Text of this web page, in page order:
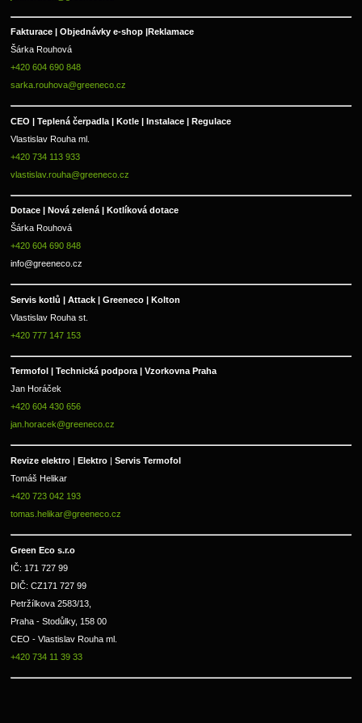
Fakturace | Objednávky e-shop |Reklamace
Šárka Rouhová
+420 604 690 848
sarka.rouhova@greeneco.cz
CEO | Teplená čerpadla | Kotle | Instalace | Regulace
Vlastislav Rouha ml.
+420 734 113 933
vlastislav.rouha@greeneco.cz
Dotace | Nová zelená | Kotlíková dotace
Šárka Rouhová
+420 604 690 848
info@greeneco.cz
Servis kotlů | Attack | Greeneco | Kolton
Vlastislav Rouha st.
+420 777 147 153
Termofol | Technická podpora | Vzorkovna Praha
Jan Horáček
+420 604 430 656
jan.horacek@greeneco.cz
Revize elektro | Elektro | Servis Termofol
Tomáš Helikar
+420 723 042 193
tomas.helikar@greeneco.cz
Green Eco s.r.o
IČ: 171 727 99
DIČ: CZ171 727 99
Petržílkova 2583/13,
Praha - Stodůlky, 158 00
CEO - Vlastislav Rouha ml.
+420 734 11 39 33